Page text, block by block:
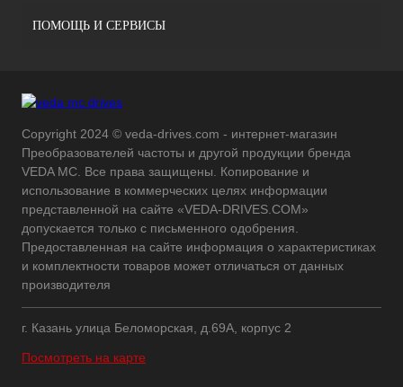
ПОМОЩЬ И СЕРВИСЫ
Copyright 2024 © veda-drives.com - интернет-магазин
Преобразователей частоты и другой продукции бренда
VEDA MC. Все права защищены. Копирование и
использование в коммерческих целях информации
представленной на сайте «VEDA-DRIVES.COM»
допускается только с письменного одобрения.
Предоставленная на сайте информация о характеристиках
и комплектности товаров может отличаться от данных
производителя
г. Казань улица Беломорская, д.69А, корпус 2
Посмотреть на карте